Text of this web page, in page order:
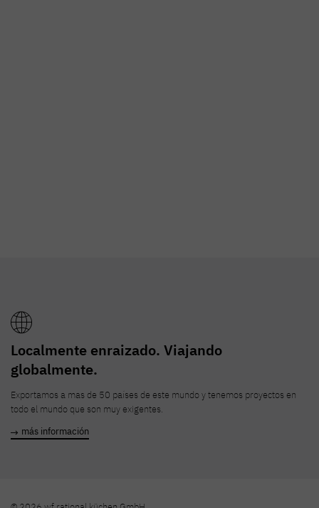
Localmente enraizado. Viajando
globalmente.
Exportamos a mas de 50 países de este mundo y tenemos proyectos en
todo el mundo que son muy exigentes.
más información